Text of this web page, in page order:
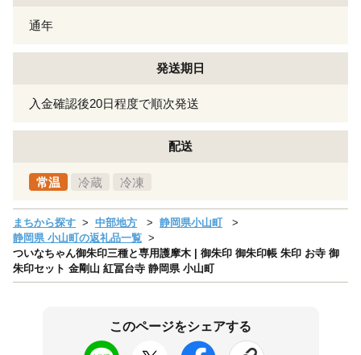
通年
発送期日
入金確認後20日程度で順次発送
配送
常温 冷蔵 冷凍
まちから探す 中部地方
静岡県小山町
静岡県 小山町の返礼品一覧
ついなちゃん御朱印三種と専用護摩木 | 御朱印 御朱印帳 朱印 お寺 御
朱印セット 金剛山 紅冨台寺 静岡県 小山町
このページをシェアする